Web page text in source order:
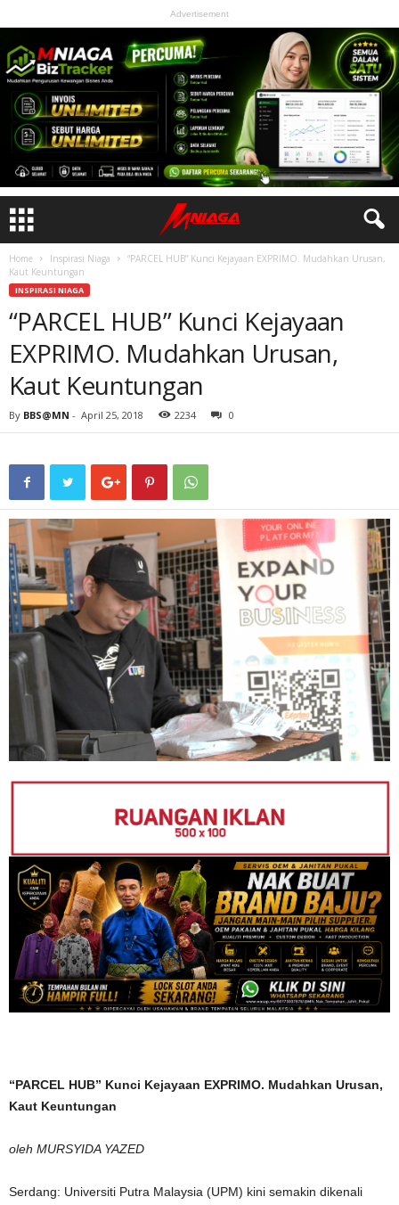
Advertisement
Home Inspirasi Niaga
“PARCEL HUB” Kunci Kejayaan EXPRIMO. Mudahkan Urusan,
Kaut Keuntungan
INSPIRASI NIAGA
“PARCEL HUB” Kunci Kejayaan
EXPRIMO. Mudahkan Urusan,
Kaut Keuntungan
By BBS@MN - April 25, 2018 2234 0
“PARCEL HUB” Kunci Kejayaan EXPRIMO. Mudahkan Urusan,
Kaut Keuntungan
oleh MURSYIDA YAZED
Serdang: Universiti Putra Malaysia (UPM) kini semakin dikenali